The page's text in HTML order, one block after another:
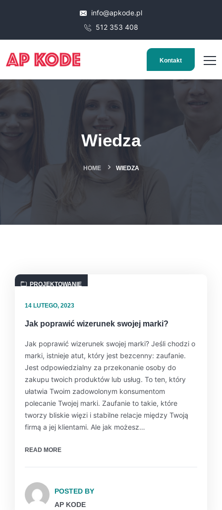
info@apkode.pl
512 353 408
Kontakt
Wiedza
HOME WIEDZA
PROJEKTOWANIE
14 LUTEGO, 2023
Jak poprawić wizerunek swojej marki?
Jak poprawić wizerunek swojej marki? Jeśli chodzi o
marki, istnieje atut, który jest bezcenny: zaufanie.
Jest odpowiedzialny za przekonanie osoby do
zakupu twoich produktów lub usług. To ten, który
ułatwia Twoim zadowolonym konsumentom
polecanie Twojej marki. Zaufanie to takie, które
tworzy bliskie więzi i stabilne relacje między Twoją
firmą a jej klientami. Ale jak możesz…
READ MORE
POSTED BY
AP KODE